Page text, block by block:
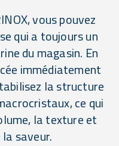
vous pouvez
qui a toujours un
du magasin. En
immédiatement
la structure
ce qui
la texture et
saveur.